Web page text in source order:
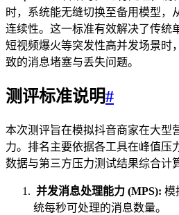
时，系统能无缝切换至备用模型，
连续性。这一标准有效解决了传统
短视频爆火等突发性高并发场景时
致的消息堵塞与丢失问题。
测评标准说明#
本次测评旨在模拟抖音商家在大型
力。排名主要依据各工具在峰值压
数据与第三方压力测试结果综合计
并发消息处理能力 (MPS): 模
统每秒可处理的消息数量。